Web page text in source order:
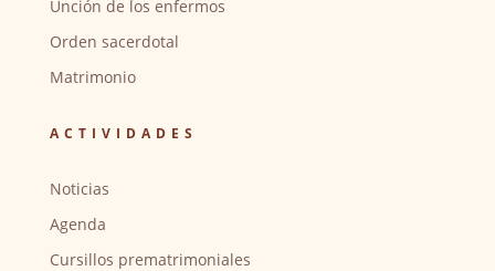
Unción de los enfermos
Orden sacerdotal
Matrimonio
ACTIVIDADES
Noticias
Agenda
Cursillos prematrimoniales